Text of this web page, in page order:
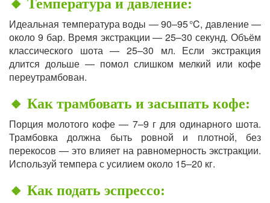
🔸 Температура и давление:
Идеальная температура воды — 90–95 °C, давление —
около 9 бар. Время экстракции — 25–30 секунд. Объём
классического шота — 25–30 мл. Если экстракция
длится дольше — помол слишком мелкий или кофе
переутрамбован.
🔸 Как трамбовать и засыпать кофе:
Порция молотого кофе — 7–9 г для одинарного шота.
Трамбовка должна быть ровной и плотной, без
перекосов — это влияет на равномерность экстракции.
Используй темпера с усилием около 15–20 кг.
🔸 Как подать эспрессо: